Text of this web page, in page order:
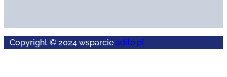
Copyright © 2024 wsparcie adito.pl